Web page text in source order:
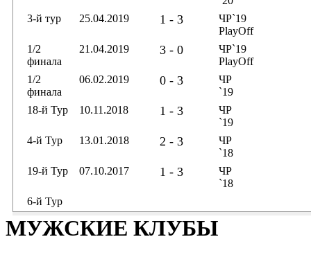
3-й тур
25.04.2019 1 - 3
ЧР`19
PlayOff
1/2
финала
21.04.2019 3 - 0
ЧР`19
PlayOff
1/2
финала
06.02.2019 0 - 3
ЧР
`19
18-й Тур
10.11.2018 1 - 3
ЧР
`19
4-й Тур
13.01.2018 2 - 3
ЧР
`18
19-й Тур
07.10.2017 1 - 3
ЧР
`18
6-й Тур
МУЖСКИЕ КЛУБЫ